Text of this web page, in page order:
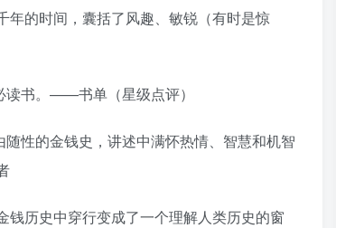
的时间，囊括了风趣、敏锐（有时是惊
读书。——书单（星级点评）
性的金钱史，讲述中满怀热情、智慧和机智
钱历史中穿行变成了一个理解人类历史的窗